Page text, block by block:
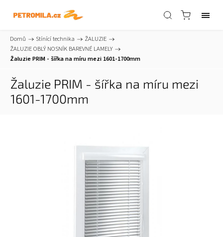
Domů / Stínící technika / ŽALUZIE /
ŽALUZIE OBLÝ NOSNÍK BAREVNÉ LAMELY /
Žaluzie PRIM - šířka na míru mezi 1601-1700mm
Žaluzie PRIM - šířka na míru mezi
1601-1700mm